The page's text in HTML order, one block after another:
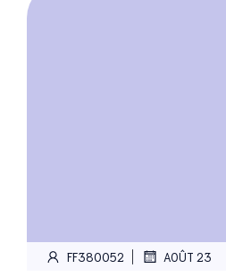
FF380052 | AOÛT 23